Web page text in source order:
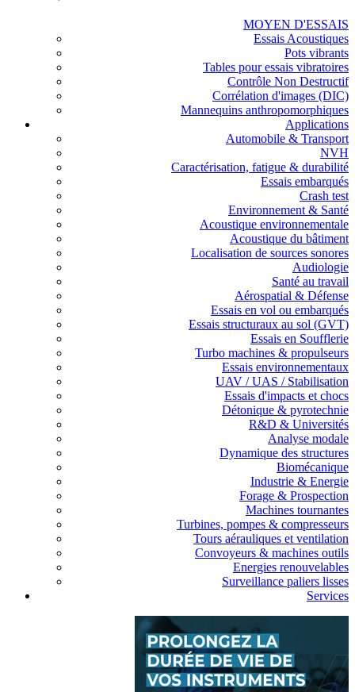
MOYEN D'ESSAIS
Essais Acoustiques
Pots vibrants
Tables pour essais vibratoires
Contrôle Non Destructif
Corrélation d'images (DIC)
Mannequins anthropomorphiques
Applications
Automobile & Transport
NVH
Caractérisation, fatigue & durabilité
Essais embarqués
Crash test
Environnement & Santé
Acoustique environnementale
Acoustique du bâtiment
Localisation de sources sonores
Audiologie
Santé au travail
Aérospatial & Défense
Essais en vol ou embarqués
Essais structuraux au sol (GVT)
Essais en Soufflerie
Turbo machines & propulseurs
Essais environnementaux
UAV / UAS / Stabilisation
Essais d'impacts et chocs
Détonique & pyrotechnie
R&D & Universités
Analyse modale
Dynamique des structures
Biomécanique
Industrie & Energie
Forage & Prospection
Machines tournantes
Turbines, pompes & compresseurs
Tours aérauliques et ventilation
Convoyeurs & machines outils
Energies renouvelables
Surveillance paliers lisses
Services